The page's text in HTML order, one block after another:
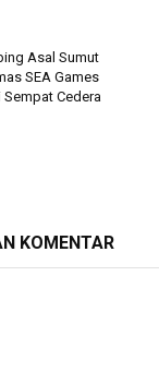
Asal Sumut
SEA Games
Cedera
KOMENTAR